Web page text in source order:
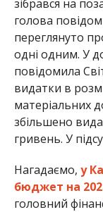
зібрався на
голова
переглянуто
одні одним. У
повідомила
видатки в
матеріальних
збільшено
гривень. У
Нагадаємо, у
бюджет на
головний